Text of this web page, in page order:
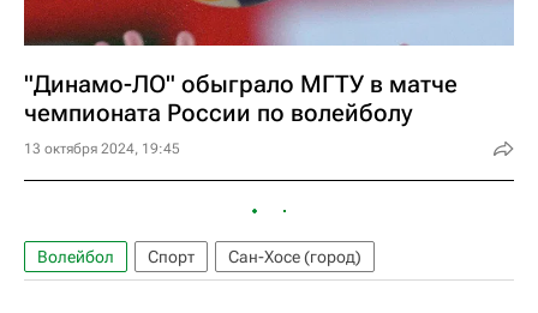
"Динамо-ЛО" обыграло МГТУ в матче
чемпионата России по волейболу
13 октября 2024, 19:45
Волейбол Спорт Сан-Хосе (город)